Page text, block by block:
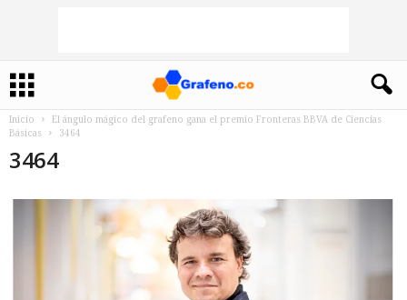
Inicio
El ángulo mágico del grafeno gana el premio Fronteras BBVA de Ciencias
Básicas
3464
3464